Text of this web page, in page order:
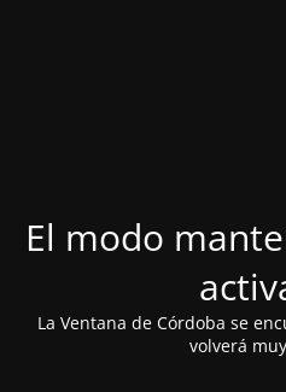
El modo
La Ventana de Córdoba se
volverá